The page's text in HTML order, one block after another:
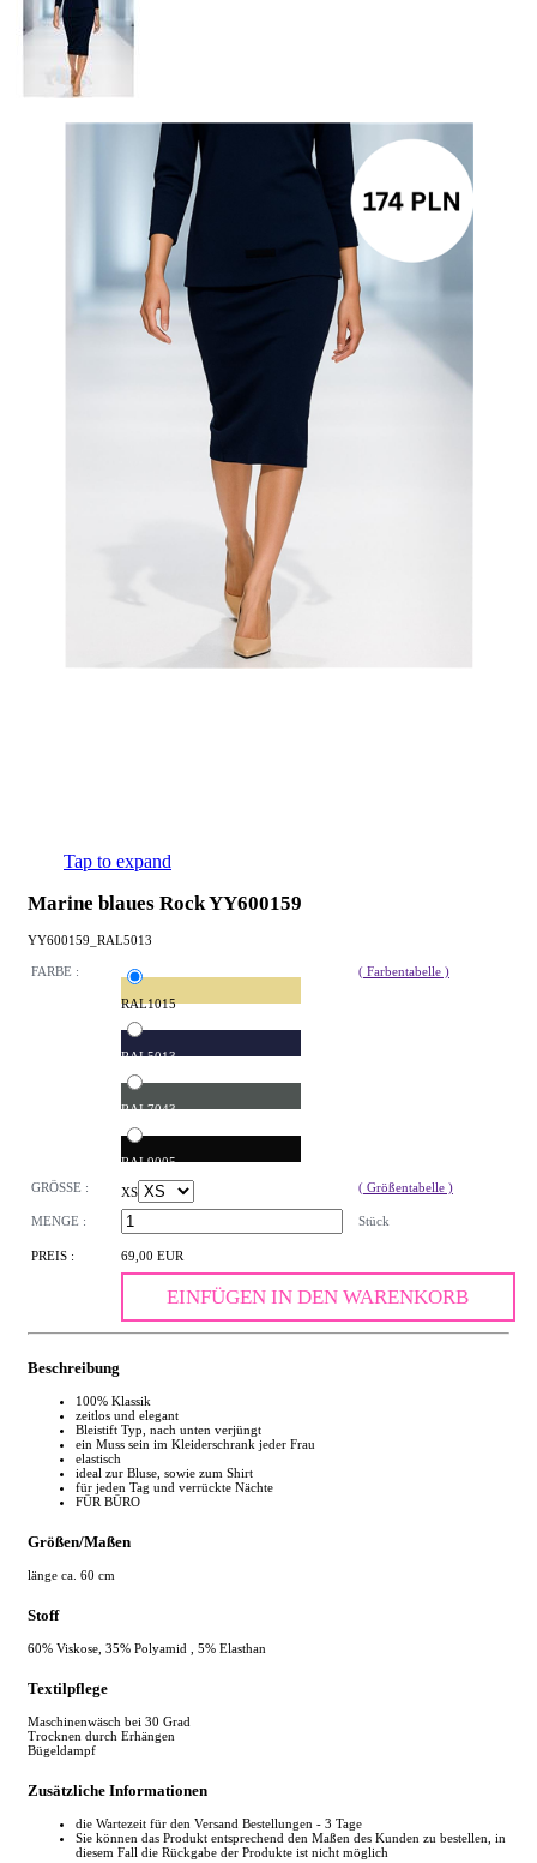
Tap to expand
Marine blaues Rock YY600159
YY600159_RAL5013
FARBE :
RAL1015
RAL5013
RAL7043
RAL9005
( Farbentabelle )
GRÖSSE : XS ( Größentabelle )
MENGE : Stück
PREIS : 69,00 EUR
EINFÜGEN IN DEN WARENKORB
Beschreibung
100% Klassik
zeitlos und elegant
Bleistift Typ, nach unten verjüngt
ein Muss sein im Kleiderschrank jeder Frau
elastisch
ideal zur Bluse, sowie zum Shirt
für jeden Tag und verrückte Nächte
FÜR BÜRO
Größen/Maßen
länge ca. 60 cm
Stoff
60% Viskose, 35% ​​Polyamid , 5% Elasthan
Textilpflege
Maschinenwäsch bei 30 Grad
Trocknen durch Erhängen
Bügeldampf
Zusätzliche Informationen
die Wartezeit für den Versand Bestellungen - 3 Tage
Sie können das Produkt entsprechend den Maßen des Kunden zu bestellen, in
diesem Fall die Rückgabe der Produkte ist nicht möglich